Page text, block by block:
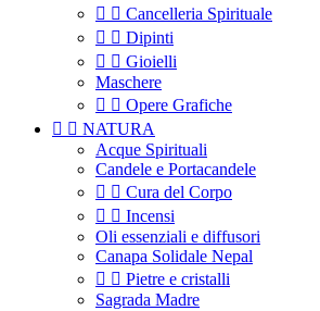
  Cancelleria Spirituale
  Dipinti
  Gioielli
Maschere
  Opere Grafiche
  NATURA
Acque Spirituali
Candele e Portacandele
  Cura del Corpo
  Incensi
Oli essenziali e diffusori
Canapa Solidale Nepal
  Pietre e cristalli
Sagrada Madre